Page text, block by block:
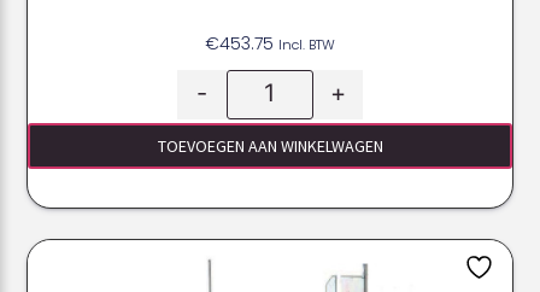
€453.75 Incl. BTW
- +
TOEVOEGEN AAN WINKELWAGEN